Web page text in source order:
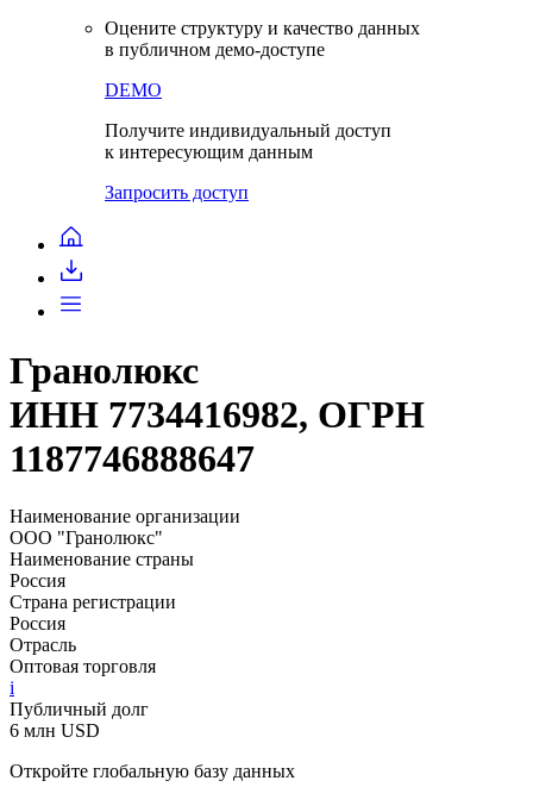
Оцените структуру и качество данных
в публичном демо-доступе
DEMO
Получите индивидуальный доступ
к интересующим данным
Запросить доступ
Гранолюкс
ИНН 7734416982, ОГРН
1187746888647
Наименование организации
ООО "Гранолюкс"
Наименование страны
Россия
Страна регистрации
Россия
Отрасль
Оптовая торговля
i
Публичный долг
6 млн USD
Откройте глобальную базу данных